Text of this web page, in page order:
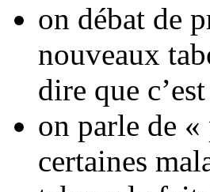
on débat de
nouveaux
dire que
on parle de
certaines